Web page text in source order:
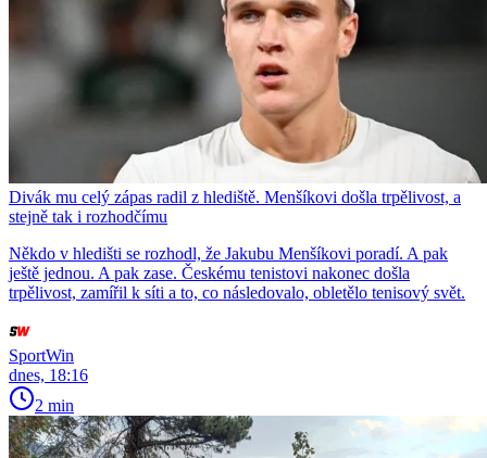
Divák mu celý zápas radil z hlediště. Menšíkovi došla trpělivost, a
stejně tak i rozhodčímu
Někdo v hledišti se rozhodl, že Jakubu Menšíkovi poradí. A pak
ještě jednou. A pak zase. Českému tenistovi nakonec došla
trpělivost, zamířil k síti a to, co následovalo, obletělo tenisový svět.
SportWin
dnes, 18:16
2 min